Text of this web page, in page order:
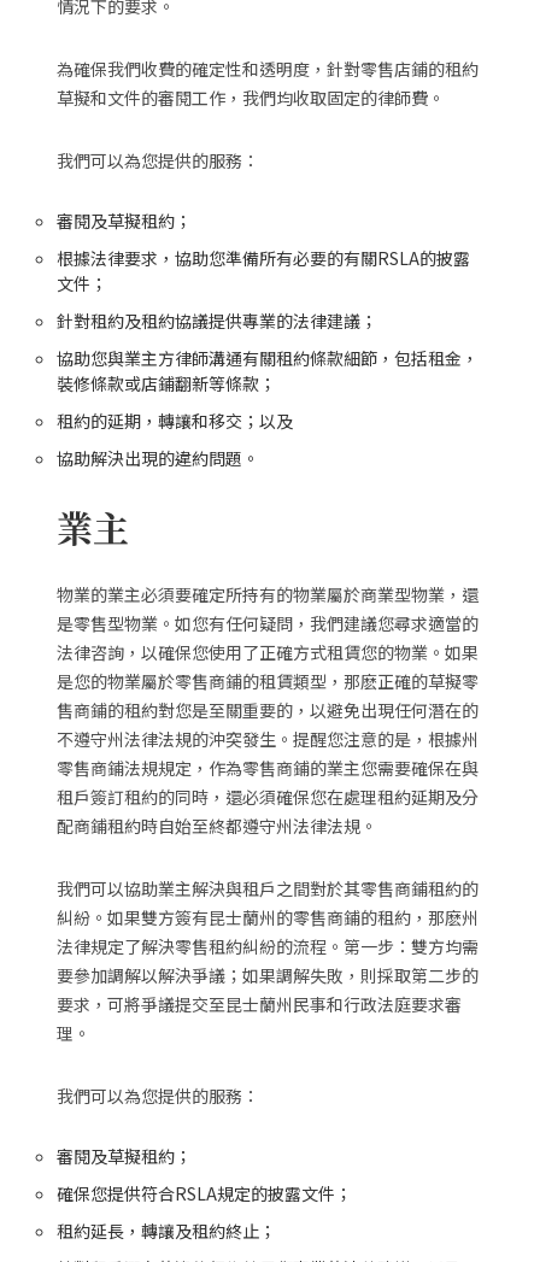
情況下的要求。
為確保我們收費的確定性和透明度，針對零售店鋪的租約
草擬和文件的審閱工作，我們均收取固定的律師費。
我們可以為您提供的服務：
審閱及草擬租約；
根據法律要求，協助您準備所有必要的有關RSLA的披露
文件；
針對租約及租約協議提供專業的法律建議；
協助您與業主方律師溝通有關租約條款細節，包括租金，
裝修條款或店鋪翻新等條款；
租約的延期，轉讓和移交；以及
協助解決出現的違約問題。
業主
物業的業主必須要確定所持有的物業屬於商業型物業，還
是零售型物業。如您有任何疑問，我們建議您尋求適當的
法律咨詢，以確保您使用了正確方式租賃您的物業。如果
是您的物業屬於零售商鋪的租賃類型，那麽正確的草擬零
售商鋪的租約對您是至關重要的，以避免出現任何潛在的
不遵守州法律法規的沖突發生。提醒您注意的是，根據州
零售商鋪法規規定，作為零售商鋪的業主您需要確保在與
租戶簽訂租約的同時，還必須確保您在處理租約延期及分
配商鋪租約時自始至終都遵守州法律法規。
我們可以協助業主解決與租戶之間對於其零售商鋪租約的
糾紛。如果雙方簽有昆士蘭州的零售商鋪的租約，那麽州
法律規定了解決零售租約糾紛的流程。第一步：雙方均需
要參加調解以解決爭議；如果調解失敗，則採取第二步的
要求，可將爭議提交至昆士蘭州民事和行政法庭要求審
理。
我們可以為您提供的服務：
審閱及草擬租約；
確保您提供符合RSLA規定的披露文件；
租約延長，轉讓及租約終止；